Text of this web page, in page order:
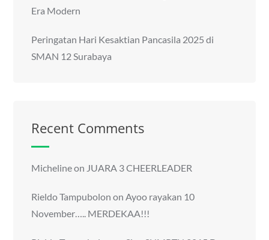
Era Modern
Peringatan Hari Kesaktian Pancasila 2025 di
SMAN 12 Surabaya
Recent Comments
Michelineon JUARA 3 CHEERLEADER
Rieldo Tampubolon onAyoo rayakan 10
November….. MERDEKAA!!!